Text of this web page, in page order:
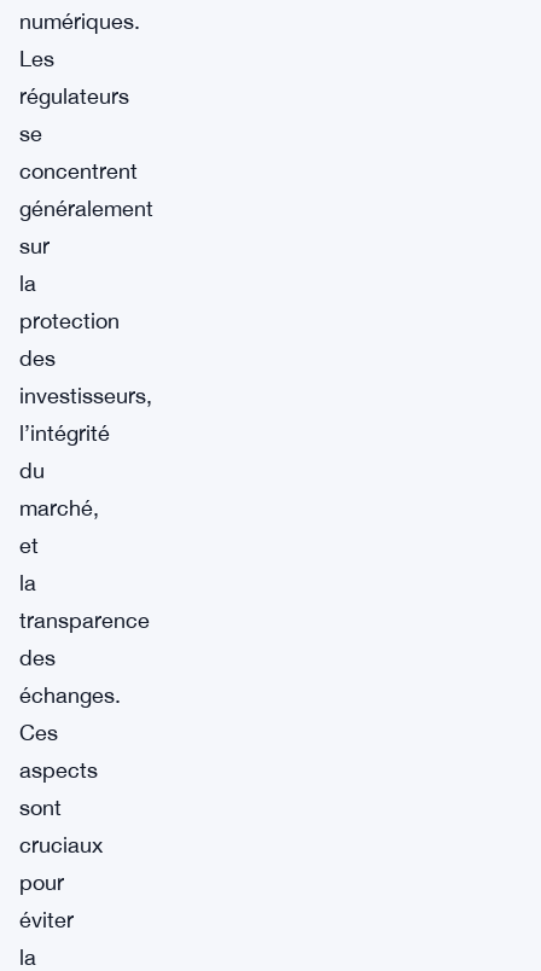
numériques.
Les
régulateurs
se
concentrent
généralement
sur
la
protection
des
investisseurs,
l’intégrité
du
marché,
et
la
transparence
des
échanges.
Ces
aspects
sont
cruciaux
pour
éviter
la